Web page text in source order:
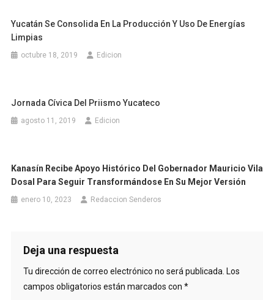
Yucatán Se Consolida En La Producción Y Uso De Energías
Limpias
octubre 18, 2019 Edicion
Jornada Cívica Del Priismo Yucateco
agosto 11, 2019 Edicion
Kanasín Recibe Apoyo Histórico Del Gobernador Mauricio Vila
Dosal Para Seguir Transformándose En Su Mejor Versión
enero 10, 2023 Redaccion Senderos
Deja una respuesta
Tu dirección de correo electrónico no será publicada. Los
campos obligatorios están marcados con *